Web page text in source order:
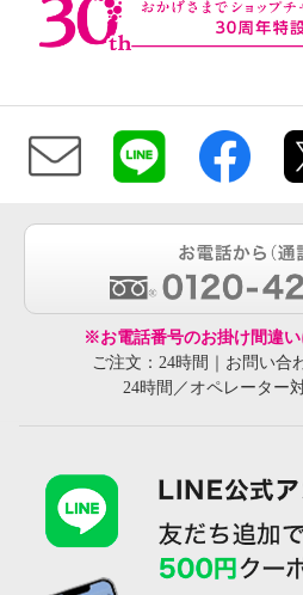
※お電話番号のお掛け間違い
ご注文：24時間｜お問い合
24時間／オペレーター